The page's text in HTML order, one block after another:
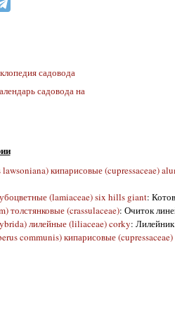
садовода
садовода на
кипарисовые (cupressaceae)
(lamiaceae) six hills giant:
толстянковые (crassulaceae): Очиток
лилейные (liliaceae) corky:
communis) кипарисовые (cupressaceae)